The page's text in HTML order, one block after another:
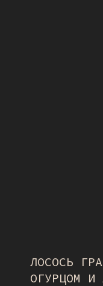
ЛОСОСЬ
ОГУРЦОМ И